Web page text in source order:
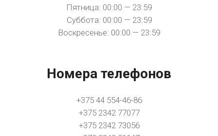
Пятница: 00:00 — 23:59
Суббота: 00:00 — 23:59
Воскресенье: 00:00 — 23:59
Номера телефонов
+375 44 554-46-86
+375 2342 77077
+375 2342 73056